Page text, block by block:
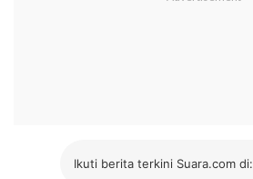
Ikuti berita terkini Suara.com di: